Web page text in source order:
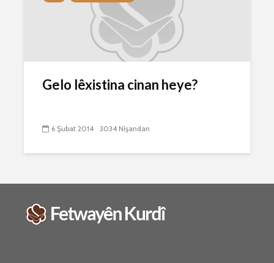
Gelo lêxistina cinan heye?
6 Şubat 2014 3034 Nîşandan